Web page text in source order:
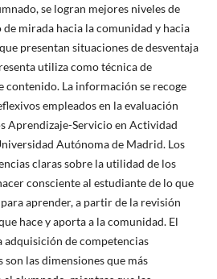
se logran mejores niveles de
mirada hacia la comunidad y hacia
presentan situaciones de desventaja
utiliza como técnica de
contenido. La información se recoge
empleados en la evaluación
Aprendizaje-Servicio en Actividad
Autónoma de Madrid. Los
claras sobre la utilidad de los
consciente al estudiante de lo que
aprender, a partir de la revisión
hace y aporta a la comunidad. El
de competencias
son las dimensiones que más